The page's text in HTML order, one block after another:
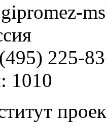
(495) 225-
1010